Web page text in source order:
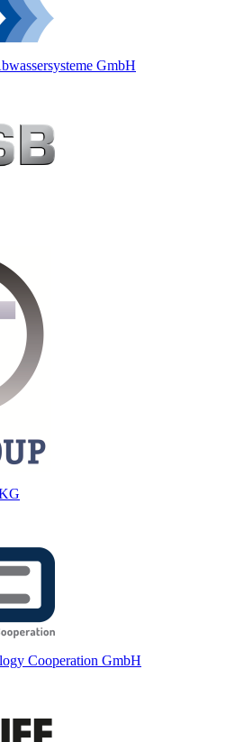
GmbH
Cooperation GmbH